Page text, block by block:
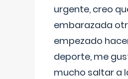
urgente, creo
embarazada
empezado
deporte, me
mucho saltar a